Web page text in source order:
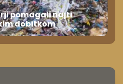
pomagali najti
dobitkom